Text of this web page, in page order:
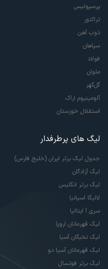
پرسپولیس
تراکتور
ذوب آهن
سپاهان
فولاد
ملوان
گل‌گهر
آلومینیوم اراک
استقلال خوزستان
لیگ های پرطرفدار
جدول لیگ برتر ایران (خلیج فارس)
لیگ آزادگان
لیگ برتر انگلیس
لالیگا اسپانیا
سری آ ایتالیا
لیگ قهرمانان اروپا
لیگ نخبگان آسیا
لیگ قهرمانان آسیا دو
لیگ برتر فوتسال